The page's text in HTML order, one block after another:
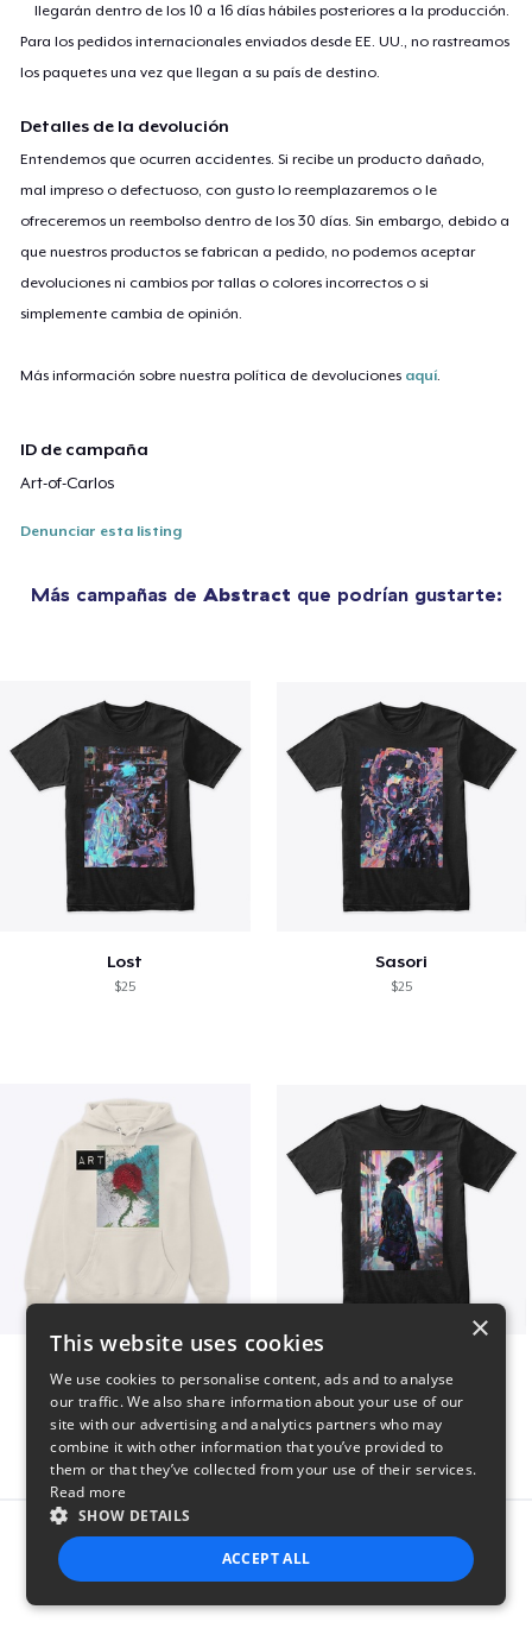
llegarán dentro de los 10 a 16 días hábiles posteriores a la producción.
Para los pedidos internacionales enviados desde EE. UU., no rastreamos
los paquetes una vez que llegan a su país de destino.
Detalles de la devolución
Entendemos que ocurren accidentes. Si recibe un producto dañado,
mal impreso o defectuoso, con gusto lo reemplazaremos o le
ofreceremos un reembolso dentro de los 30 días. Sin embargo, debido a
que nuestros productos se fabrican a pedido, no podemos aceptar
devoluciones ni cambios por tallas o colores incorrectos o si
simplemente cambia de opinión.
Más información sobre nuestra política de devoluciones aquí
ID de campaña
Art-of-Carlos
Denunciar esta listing
Más campañas de Abstract que podrían gustarte:
Lost
$25
Sasori
$25
Report this product
×
This website uses cookies
We use cookies to personalise content, ads and to analyse
our traffic. We also share information about your use of our
site with our advertising and analytics partners who may
combine it with other information that you’ve provided to
them or that they’ve collected from your use of their services.
Read more
SHOW DETAILS
ACCEPT ALL
STRICTLY NECESSARY PERFORMANCE